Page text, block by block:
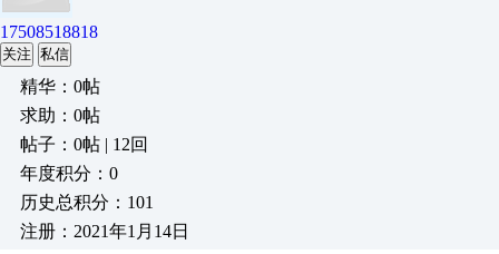
17508518818
关注 私信
精华：0帖
求助：0帖
帖子：0帖 | 12回
年度积分：0
历史总积分：101
注册：2021年1月14日